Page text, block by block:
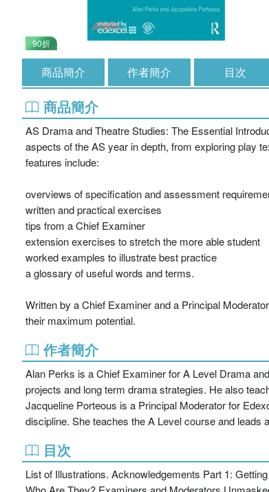
90折
商品簡介 作者簡介 目次
商品簡介
AS Drama and Theatre Studies: The Essential
aspects of the AS year in depth, from exploring play
features include:
overviews of specification and assessment
written and practical exercises
tips from a Chief Examiner
extension exercises to stretch the more able student
worked examples to illustrate best practice
a glossary of useful words and terms.
Written by a Chief Examiner and a Principal
their maximum potential.
作者簡介
Alan Perks is a Chief Examiner for A Level Drama
projects and long term drama strategies. He also
Jacqueline Porteous is a Principal Moderator for
discipline. She teaches the A Level course and leads
目次
List of Illustrations. Acknowledgements Part 1: